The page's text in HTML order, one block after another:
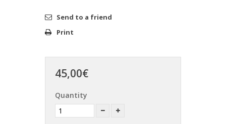
Send to a friend
Print
45,00€
Quantity